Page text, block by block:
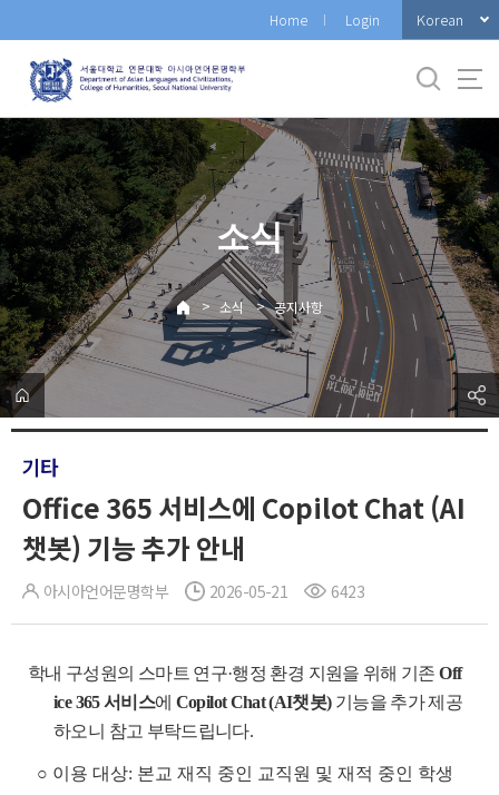
로
메
뉴
Home Login Korean
소식
> 소식 > 공지사항
기타
Office 365 서비스에 Copilot Chat (AI
챗봇) 기능 추가 안내
아시아언어문명학부 2026-05-21 6423
학내 구성원의 스마트 연구·행정 환경 지원을 위해 기존Off
ice 365 서비스에 Copilot Chat (AI챗봇)기능을 추가 제공
하오니 참고 부탁드립니다.
○ 이용 대상: 본교 재직 중인 교직원 및 재적 중인 학생